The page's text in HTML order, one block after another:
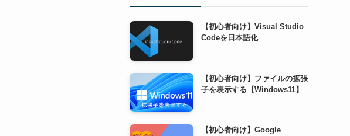
【初心者向け】Visual Studio
Codeを日本語化
【初心者向け】ファイルの拡張
子を表示する【Windows11】
【初心者向け】Google